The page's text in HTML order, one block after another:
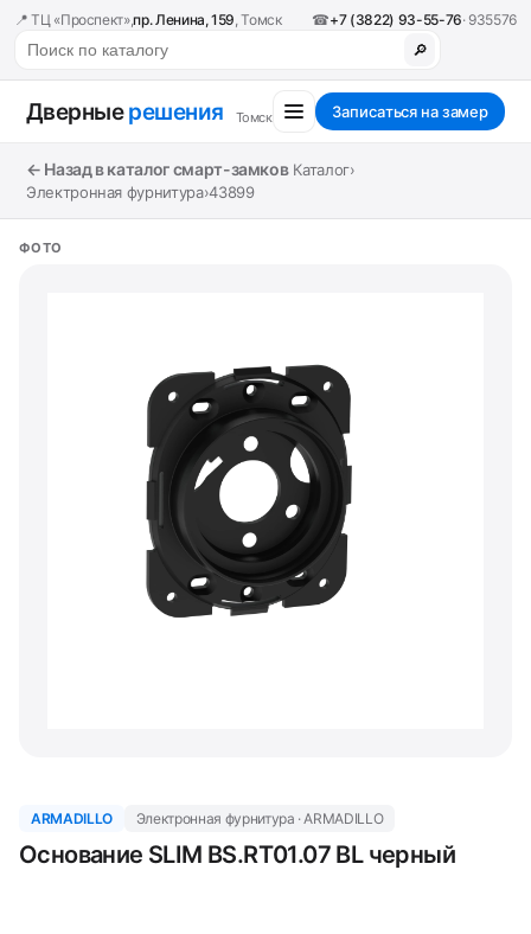
📍 ТЦ «Проспект»,пр. Ленина, 159, Томск ☎+7 (3822) 93-55-76· 935576
🔎
Дверныерешения Томск Записаться на замер
← Назад в каталог смарт-замков Каталог›
Электронная фурнитура›43899
ФОТО
ARMADILLO Электронная фурнитура · ARMADILLO
Основание SLIM BS.RT01.07 BL черный